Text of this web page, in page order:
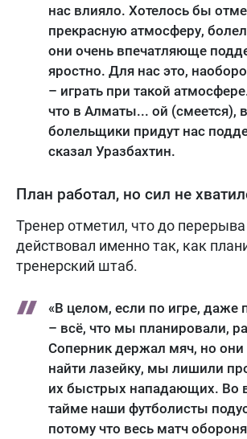
нас влияло. Хотелось бы
прекрасную атмосферу,
они очень впечатляюще
яростно. Для нас это,
– играть при такой
что в Алматы... ой (смеется),
болельщики придут нас
сказал Уразбахтин.
План работал, но сил не
Тренер отметил, что до
действовал именно так, как
тренерский штаб.
«В целом, если по игре, даже
– всё, что мы планировали,
Соперник держал мяч, но они
найти лазейку, мы лишили
их быстрых нападающих. Во
тайме наши футболисты
потому что весь матч